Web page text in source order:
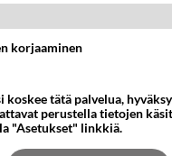
korjaaminen
tätä palvelua,
perustella tietojen
"Asetukset" linkkiä.